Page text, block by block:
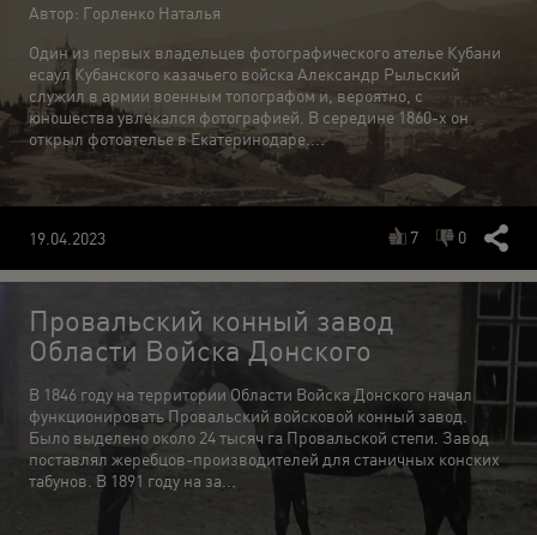
Автор: Горленко Наталья
Один из первых владельцев фотографического ателье Кубани
есаул Кубанского казачьего войска Александр Рыльский
служил в армии военным топографом и, вероятно, с
юношества увлекался фотографией. В середине 1860-х он
открыл фотоателье в Екатеринодаре....
19.04.2023 7 0
Провальский конный завод
Области Войска Донского
В 1846 году на территории Области Войска Донского начал
функционировать Провальский войсковой конный завод.
Было выделено около 24 тысяч га Провальской степи. Завод
поставлял жеребцов-производителей для станичных конских
табунов. В 1891 году на за...